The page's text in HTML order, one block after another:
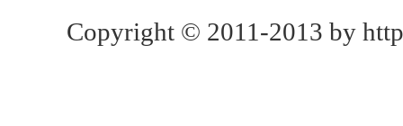
Copyright © 2011-2013 by